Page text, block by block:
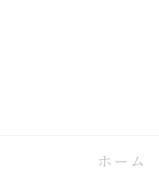
ホーム